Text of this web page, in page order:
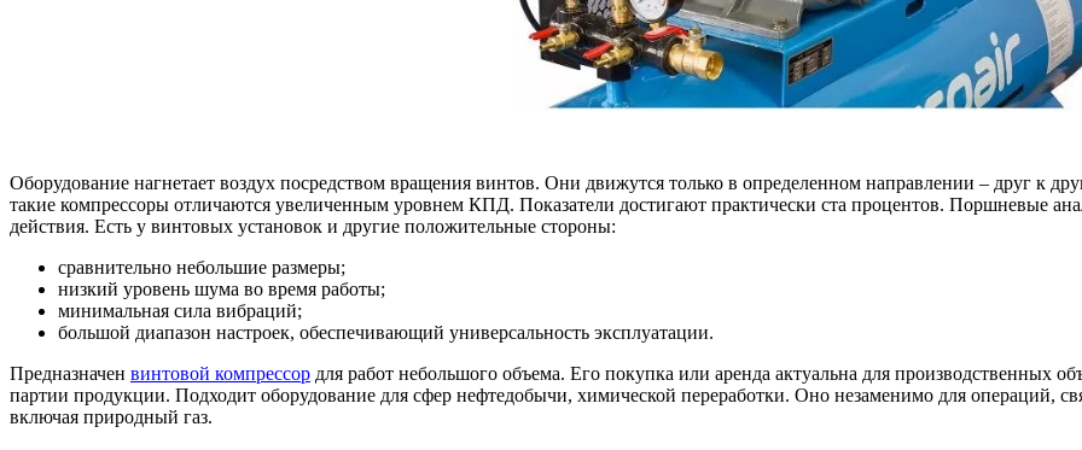
Оборудование нагнетает воздух посредством вращения винтов. Они движутся только в определенном направлении – друг к
такие компрессоры отличаются увеличенным уровнем КПД. Показатели достигают практически ста процентов. Поршневые
действия. Есть у винтовых установок и другие положительные стороны:
сравнительно небольшие размеры;
низкий уровень шума во время работы;
минимальная сила вибраций;
большой диапазон настроек, обеспечивающий универсальность эксплуатации.
Предназначен винтовой компрессор для работ небольшого объема. Его покупка или аренда актуальна для
партии продукции. Подходит оборудование для сфер нефтедобычи, химической переработки. Оно незаменимо для операций,
включая природный газ.